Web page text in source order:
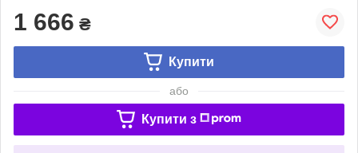
1 666 ₴
Купити
або
Купити з